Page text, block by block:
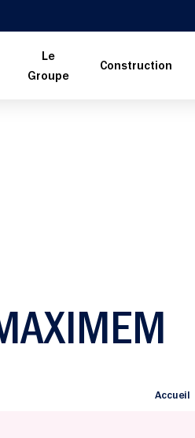
Le
Groupe
Construction
Accueil